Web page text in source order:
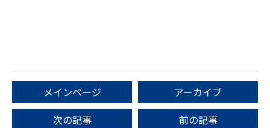
メインページ
アーカイブ
次の記事
前の記事